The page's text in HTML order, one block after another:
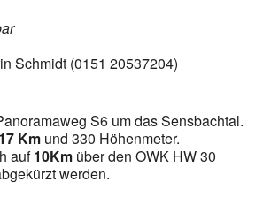
Schmidt (0151 20537204)
S6 um das Sensbachtal.
17 Km und 330 Höhenmeter.
auf10Km über den OWK HW 30
werden.